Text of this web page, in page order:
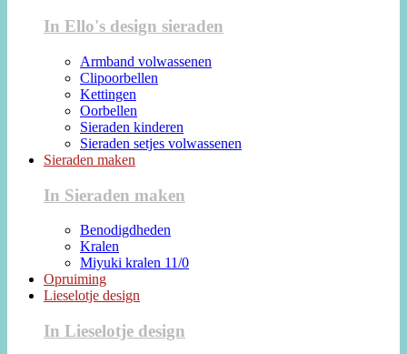
In Ello's design sieraden
Armband volwassenen
Clipoorbellen
Kettingen
Oorbellen
Sieraden kinderen
Sieraden setjes volwassenen
Sieraden maken
In Sieraden maken
Benodigdheden
Kralen
Miyuki kralen 11/0
Opruiming
Lieselotje design
In Lieselotje design